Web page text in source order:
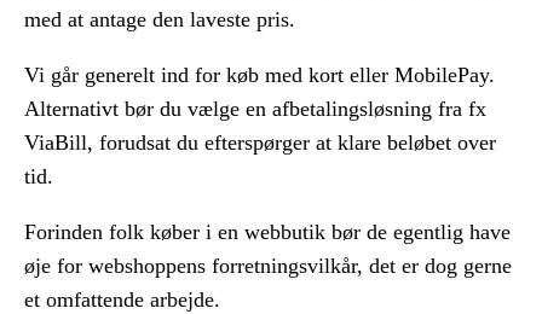
med at antage den laveste pris.
Vi går generelt ind for køb med kort eller MobilePay.
Alternativt bør du vælge en afbetalingsløsning fra fx
ViaBill, forudsat du efterspørger at klare beløbet over
tid.
Forinden folk køber i en webbutik bør de egentlig have
øje for webshoppens forretningsvilkår, det er dog gerne
et omfattende arbejde.